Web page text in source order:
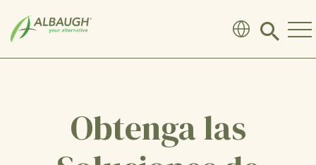
Click
search
Obtenga las